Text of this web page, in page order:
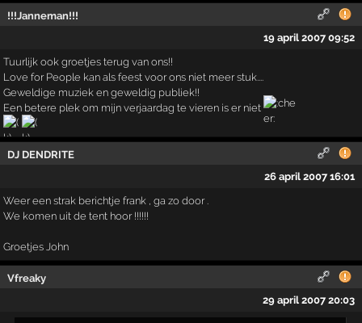
!!!Janneman!!!
19 april 2007 09:52
Tuurlijk ook groetjes terug van ons!!
Love for People kan als feest voor ons niet meer stuk....
Geweldige muziek en geweldig publiek!!
Een betere plek om mijn verjaardag te vieren is er niet
DJ DENDRITE
26 april 2007 16:01
Weer een strak berichtje frank , ga zo door .
We komen uit de tent hoor !!!!!!
Groetjes John
Vfreaky
29 april 2007 20:03